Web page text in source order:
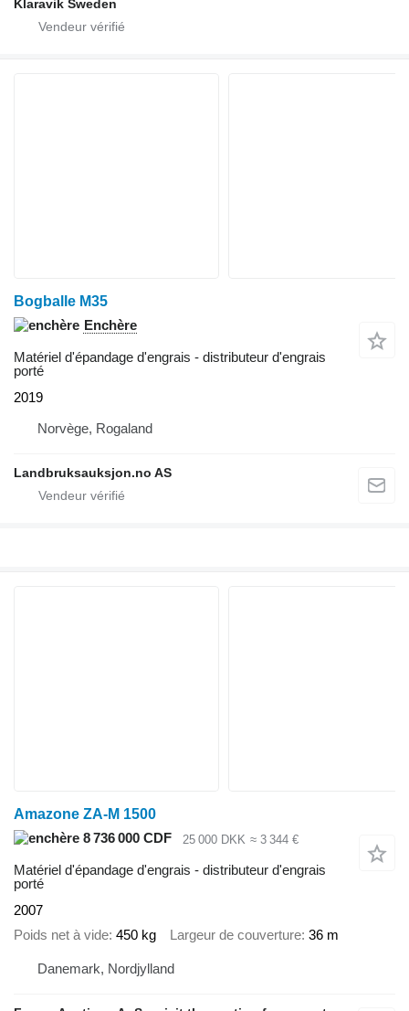
Klaravik Sweden
Bogballe M35
Enchère
Matériel d'épandage d'engrais - distributeur d'engrais
porté
2019
Norvège, Rogaland
Landbruksauksjon.no AS
Amazone ZA-M 1500
8 736 000 CDF
25 000 DKK ≈ 3 344 €
Matériel d'épandage d'engrais - distributeur d'engrais
porté
2007
Poids net à vide 450 kg Largeur de couverture 36 m
Danemark, Nordjylland